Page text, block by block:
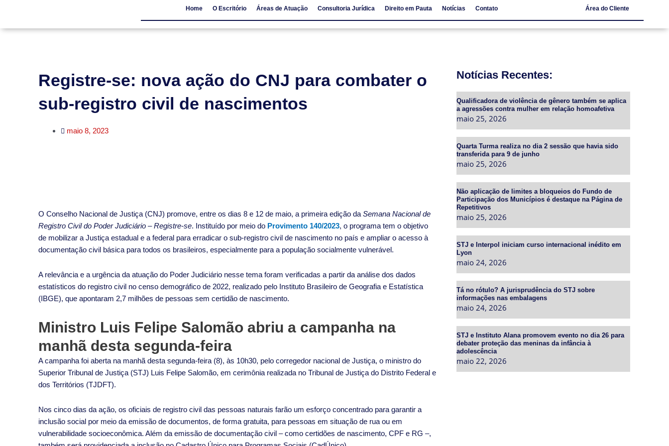
Home O Escritório Áreas de Atuação Consultoria Jurídica Direito em Pauta Notícias Contato Área do Cliente
Registre-se: nova ação do CNJ para combater o
sub-registro civil de nascimentos
maio 8, 2023
O Conselho Nacional de Justiça (CNJ) promove, entre os dias 8 e 12 de maio, a primeira edição da Semana Nacional de
Registro Civil do Poder Judiciário – Registre-se. Instituído por meio do Provimento 140/2023, o programa tem o objetivo
de mobilizar a Justiça estadual e a federal para erradicar o sub-registro civil de nascimento no país e ampliar o acesso à
documentação civil básica para todos os brasileiros, especialmente para a população socialmente vulnerável.
A relevância e a urgência da atuação do Poder Judiciário nesse tema foram verificadas a partir da análise dos dados
estatísticos do registro civil no censo demográfico de 2022, realizado pelo Instituto Brasileiro de Geografia e Estatística
(IBGE), que apontaram 2,7 milhões de pessoas sem certidão de nascimento.
Ministro Luis Felipe Salomão abriu a campanha na
manhã desta segunda-feira
A campanha foi aberta na manhã desta segunda-feira (8), às 10h30, pelo corregedor nacional de Justiça, o ministro do
Superior Tribunal de Justiça (STJ) Luis Felipe Salomão, em cerimônia realizada no Tribunal de Justiça do Distrito Federal e
dos Territórios (TJDFT).
Nos cinco dias da ação, os oficiais de registro civil das pessoas naturais farão um esforço concentrado para garantir a
inclusão social por meio da emissão de documentos, de forma gratuita, para pessoas em situação de rua ou em
vulnerabilidade socioeconômica. Além da emissão de documentação civil – como certidões de nascimento, CPF e RG –,
Notícias Recentes:
Qualificadora de violência de gênero também se aplica
a agressões contra mulher em relação homoafetiva
maio 25, 2026
Quarta Turma realiza no dia 2 sessão que havia sido
transferida para 9 de junho
maio 25, 2026
Não aplicação de limites a bloqueios do Fundo de
Participação dos Municípios é destaque na Página de
Repetitivos
maio 25, 2026
STJ e Interpol iniciam curso internacional inédito em
Lyon
maio 24, 2026
Tá no rótulo? A jurisprudência do STJ sobre
informações nas embalagens
maio 24, 2026
STJ e Instituto Alana promovem evento no dia 26 para
debater proteção das meninas da infância à
adolescência
maio 22, 2026